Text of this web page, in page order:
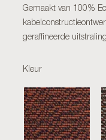
Gemaakt van 100%
geraffineerde
Kleur